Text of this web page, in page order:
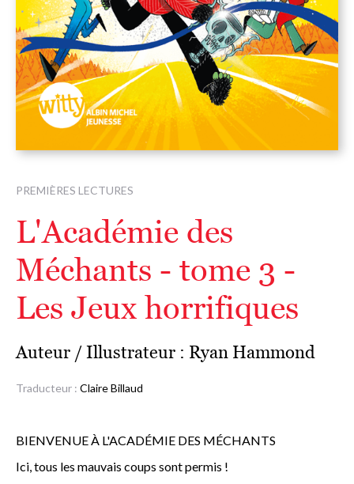
PREMIÈRES LECTURES
L'Académie des
Méchants - tome 3 -
Les Jeux horrifiques
Auteur / Illustrateur : Ryan Hammond
Traducteur : Claire Billaud
BIENVENUE À L'ACADÉMIE DES MÉCHANTS
Ici, tous les mauvais coups sont permis !